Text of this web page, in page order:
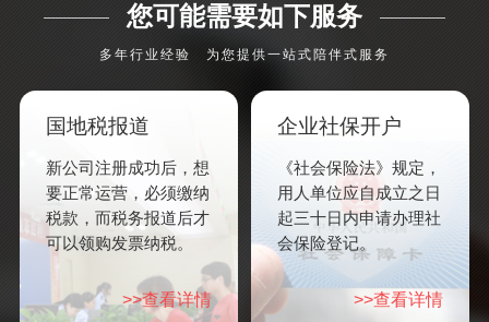
您可能需要如下服务
多年行业经验 为您提供一站式陪伴式服务
国地税报道
新公司注册成功后，想
要正常运营，必须缴纳
税款，而税务报道后才
可以领购发票纳税。
>>查看详情
企业社保开户
《社会保险法》规定，
用人单位应自成立之日
起三十日内申请办理社
会保险登记。
>>查看详情